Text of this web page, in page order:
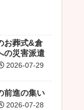
お葬式&倉
の災害派遣
2026-07-29
前進の集い
2026-07-28